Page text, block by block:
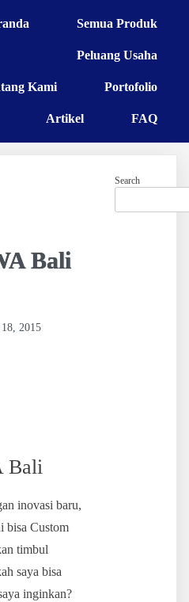
Semua Produk
Peluang Usaha
Kami Portofolio
Artikel FAQ
Bali
18, 2015
Bali
inovasi baru,
bisa Custom
timbul
saya bisa
inginkan?
Search